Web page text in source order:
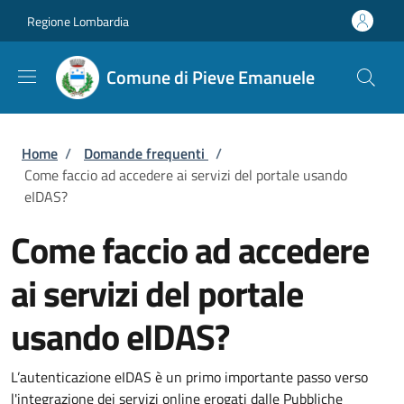
Regione Lombardia
Comune di Pieve Emanuele
Briciole di pane
Home / Domande frequenti /
Come faccio ad accedere ai servizi del portale usando
eIDAS?
Come faccio ad accedere
ai servizi del portale
usando eIDAS?
L’autenticazione eIDAS è un primo importante passo verso
l'integrazione dei servizi online erogati dalle Pubbliche